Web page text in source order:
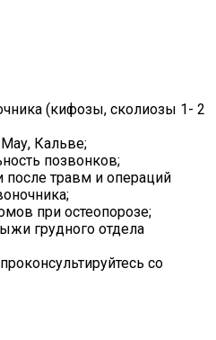
(кифозы, сколиозы 1- 2
Кальве;
позвонков;
после травм и операций
при остеопорозе;
грудного отдела
со